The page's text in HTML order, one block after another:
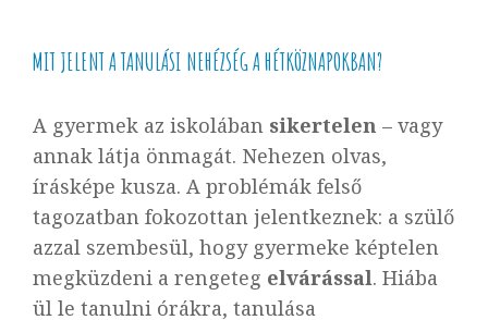
MIT JELENT A TANULÁSI NEHÉZSÉG A HÉTKÖZNAPOKBAN?
A gyermek az iskolában sikertelen – vagy
annak látja önmagát. Nehezen olvas,
írásképe kusza. A problémák felső
tagozatban fokozottan jelentkeznek: a szülő
azzal szembesül, hogy gyermeke képtelen
megküzdeni a rengeteg elvárással. Hiába
ül le tanulni órákra, tanulása